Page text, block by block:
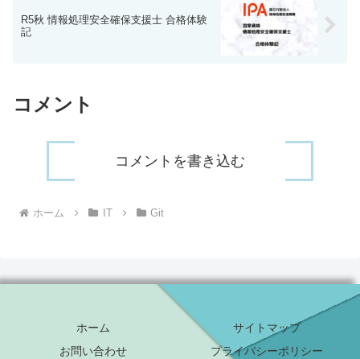
R5秋 情報処理安全確保支援士 合格体験
記
コメント
コメントを書き込む
ホーム IT Git
ホーム
サイトマップ
お問い合わせ
プライバシーポリシー